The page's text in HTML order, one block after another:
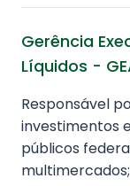
Gerência
Líquidos -
Responsável
investimentos
públicos